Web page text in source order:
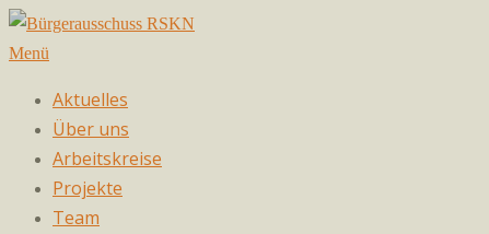
Zum
Inhalt
Menü
Aktuelles
Über uns
Arbeitskreise
Projekte
Team